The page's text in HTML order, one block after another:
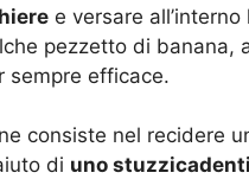
e versare
pezzetto di banana,
sempre efficace.
consiste nel recidere
di uno